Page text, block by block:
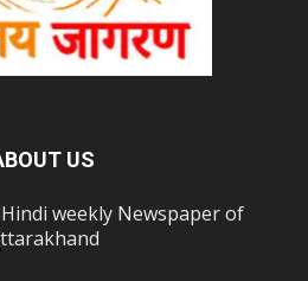
US
weekly Newspaper of